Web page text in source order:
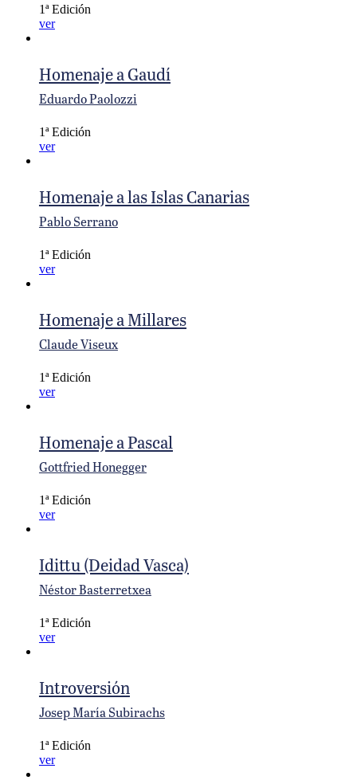
1ª Edición
ver
Homenaje a Gaudí
Eduardo Paolozzi
1ª Edición
ver
Homenaje a las Islas Canarias
Pablo Serrano
1ª Edición
ver
Homenaje a Millares
Claude Viseux
1ª Edición
ver
Homenaje a Pascal
Gottfried Honegger
1ª Edición
ver
Idittu (Deidad Vasca)
Néstor Basterretxea
1ª Edición
ver
Introversión
Josep María Subirachs
1ª Edición
ver